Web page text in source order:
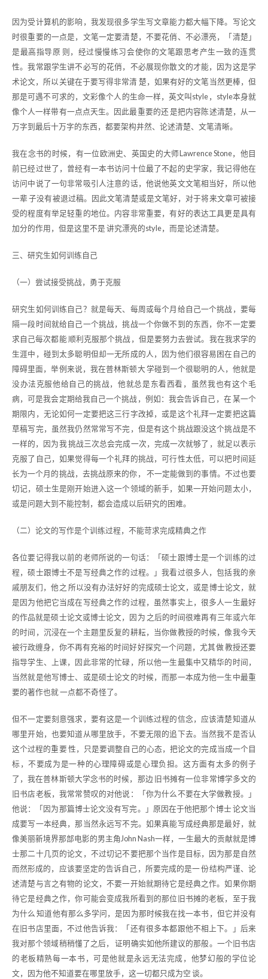
因为受计算机的影响，我发现很多学生写文章能力都大幅下降。写论文
时很重要的一点是，文笔一定要清楚，不要花俏、不必漂亮，「清楚」
是最高指导原 则，经过慢慢练习会使你的文笔跟思考产生一致的连贯
性。我常跟学生讲不必写的花俏，不必展现你散文的才能，因为这是学
术论文，所以关键在于要写得非常清 楚，如果有好的文笔当然更棒，但
那是可遇不可求的，文彩像个人的生命一样，英文叫style，style本身就
像个人一样带有一点点天生。因此最重要的还 是把内容陈述清楚，从一
万字到最后十万字的东西，都要架构井然、论述清楚、文笔清晰。
我在念书的时候，有一位欧洲史、英国史的大师Lawrence Stone，他目
前已经过世了，曾经有一本书访问十位最了不起的史学家，我记得他在
访问中说了一句非常吸引人注意的话，他说他英文文笔相当好，所以他
一辈 子没有被退过稿。因此文笔清楚或是文笔好，对于将来文章可被接
受的程度有举足轻重的地位。内容非常重要，有好的表达工具更是具有
加分的作用，但是这里不是 讲究漂亮的style，而是论述清楚。
三、研究生如何训练自己
（一）尝试接受挑战，勇于克服
研究生如何训练自己？就是每天、每周或每个月给自己一个挑战，要每
隔一段时间就给自己一个挑战，挑战一个你做不到的东西，你不一定要
求自己每次都能 顺利克服那个挑战，但是要努力去尝试。我在我求学的
生涯中，碰到太多聪明但却一无所成的人，因为他们很容易困在自己的
障碍里面，举例来说，我在普林斯顿大 学碰到一个很聪明的人，他就是
没办法克服他给自己的挑战，他就总是东看西看，虽然我也有这个毛
病，可是我会定期给我自己一个挑战，例如：我会告诉自己，在 某一个
期限内，无论如何一定要把这三行字改掉，或是这个礼拜一定要把这篇
草稿写完，虽然我仍然常常写不完，但是有这个挑战跟没这个挑战是不
一样的，因为我 挑战三次总会完成一次，完成一次就够了，就足以表示
克服了自己，如果觉得每一个礼拜的挑战，可行性太低，可以把时间延
长为一个月的挑战，去挑战原来的你， 不一定能做到的事情。不过也要
切记，硕士生是刚开始进入这一个领域的新手，如果一开始问题太小，
或是问题大到不能控制，都会造成以后研究的困难。
（二）论文的写作是个训练过程，不能苛求完成精典之作
各位要记得我以前的老师所说的一句话：「硕士跟博士是一个训练的过
程，硕士跟博士不是写经典之作的过程。」我看过很多人，包括我的亲
戚朋友们，他之 所以没有办法好好的完成硕士论文，或是博士论文，就
是因为他把它当成在写经典之作的过程，虽然事实上，很多人一生最好
的作品就是硕士论文或博士论文，因为 之后的时间很难再有三年或六年
的时间，沉浸在一个主题里反复的耕耘，当你做教授的时候，像我今天
被行政缠身，你不再有充裕的时间好好探究一个问题，尤其做 教授还要
指导学生、上课，因此非常的忙碌，所以他一生最集中又精华的时间，
当然就是他写博士、或是硕士论文的时候，而那一本成为他一生中最重
要的著作也就 一点都不奇怪了。
但不一定要刻意强求，要有这是一个训练过程的信念，应该清楚知道从
哪里开始，也要知道从哪里放手，不要无限的追下去。当然我不是否认
这个过程的重要 性，只是要调整自己的心态，把论文的完成当成一个目
标，不要成为是一种的心理障碍或是心理负担。这方面有太多的例子
了，我在普林斯顿大学念书的时候，那边 旧书摊有一位非常博学多文的
旧书店老板，我常常赞叹的对他说：「你为什么不要在大学做教授。」
他说：「因为那篇博士论文没有写完。」原因在于他把那个博士 论文当
成要写一本经典，那当然永远写不完。如果真能写成经典那是最好，就
像美丽新境界那部电影的男主角John Nash一样，一生最大的贡献就是博
士那二十几页的论文，不过切记不要把那个当作是目标，因为那是自然
而然形成的，应该要坚定的告诉自己，所要完成的是一 份结构严谨、论
述清楚与言之有物的论文，不要一开始就期待它是经典之作。如果你期
待它是经典之作，你可能会变成我所看到的那位旧书摊的老板，至于我
为什么 知道他有那么多学问，是因为那时候我在找一本书，但它并没有
在旧书店里面，不过他告诉我：「还有很多本都跟他不相上下。」后来
我对那个领域稍稍懂了之后， 证明确实如他所建议的那般。一个旧书店
的老板精熟每一本书，可是他就是永远无法完成，他梦幻般的学位论
文，因为他不知道要在哪里放手，这一切都只成为空 谈。